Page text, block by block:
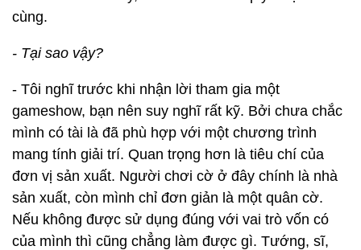
cùng.
- Tại sao vậy?
- Tôi nghĩ trước khi nhận lời tham gia một
gameshow, bạn nên suy nghĩ rất kỹ. Bởi chưa chắc
mình có tài là đã phù hợp với một chương trình
mang tính giải trí. Quan trọng hơn là tiêu chí của
đơn vị sản xuất. Người chơi cờ ở đây chính là nhà
sản xuất, còn mình chỉ đơn giản là một quân cờ.
Nếu không được sử dụng đúng với vai trò vốn có
của mình thì cũng chẳng làm được gì. Tướng, sĩ,